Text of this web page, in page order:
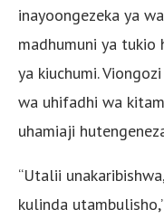
inayoongezeka ya
madhumuni ya tukio
ya kiuchumi.
wa uhifadhi wa
uhamiaji
“Utalii
kulinda